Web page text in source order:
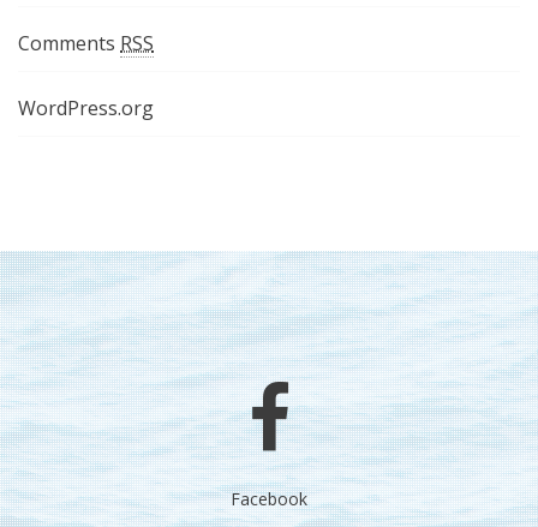
Comments RSS
WordPress.org
Facebook